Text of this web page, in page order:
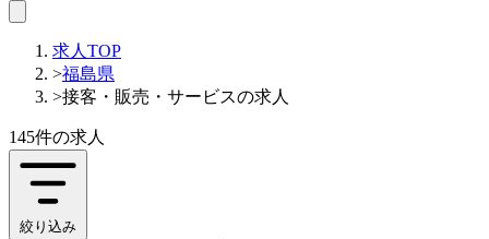
求人TOP
>福島県
>接客・販売・サービスの求人
145件の求人
絞り込み